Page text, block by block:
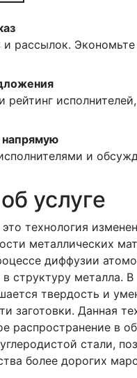
и рассылок.
рейтинг
напрямую
и
услуге
технология
металлических
диффузии
в структуру металла. В
твердость и
заготовки. Данная
распространение в
стали,
более дорогих